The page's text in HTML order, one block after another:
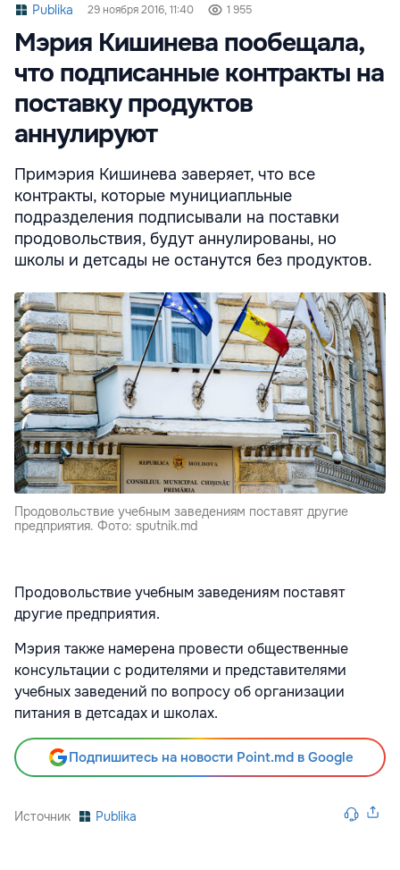
Publika 29 ноября 2016, 11:40 1 955
Мэрия Кишинева пообещала,
что подписанные контракты на
поставку продуктов
аннулируют
Примэрия Кишинева заверяет, что все
контракты, которые мунициапльные
подразделения подписывали на поставки
продовольствия, будут аннулированы, но
школы и детсады не останутся без продуктов.
Продовольствие учебным заведениям поставят другие
предприятия. Фото: sputnik.md
Продовольствие учебным заведениям поставят
другие предприятия.
Мэрия также намерена провести общественные
консультации с родителями и представителями
учебных заведений по вопросу об организации
питания в детсадах и школах.
Подпишитесь на новости Point.md в Google
Источник Publika